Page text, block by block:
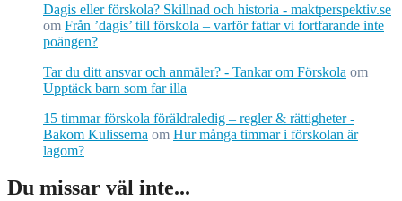
Dagis eller förskola? Skillnad och historia - maktperspektiv.se
om Från ’dagis’ till förskola – varför fattar vi fortfarande inte
poängen?
Tar du ditt ansvar och anmäler? - Tankar om Förskola om
Upptäck barn som far illa
15 timmar förskola föräldraledig – regler & rättigheter -
Bakom Kulisserna om Hur många timmar i förskolan är
lagom?
Du missar väl inte...